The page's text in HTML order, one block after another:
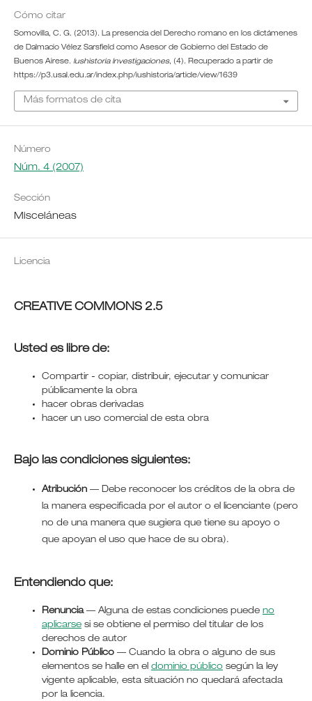
Cómo citar
Somovilla, C. G. (2013). La presencia del Derecho romano en los dictámenes
de Dalmacio Vélez Sarsfield como Asesor de Gobierno del Estado de
Buenos Airese. Iushistoria Investigaciones, (4). Recuperado a partir de
https://p3.usal.edu.ar/index.php/iushistoria/article/view/1639
Más formatos de cita
Número
Núm. 4 (2007)
Sección
Misceláneas
Licencia
CREATIVE COMMONS 2.5
Usted es libre de:
Compartir - copiar, distribuir, ejecutar y comunicar
públicamente la obra
hacer obras derivadas
hacer un uso comercial de esta obra
Bajo las condiciones siguientes:
Atribución— Debe reconocer los créditos de la obra de
la manera especificada por el autor o el licenciante (pero
no de una manera que sugiera que tiene su apoyo o
que apoyan el uso que hace de su obra).
Entendiendo que:
Renuncia— Alguna de estas condiciones puede no
aplicarsesi se obtiene el permiso del titular de los
derechos de autor
Dominio Público— Cuando la obra o alguno de sus
elementos se halle en el dominio públicosegún la ley
vigente aplicable, esta situación no quedará afectada
por la licencia.